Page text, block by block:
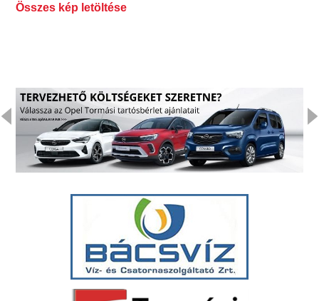
Összes kép letöltése